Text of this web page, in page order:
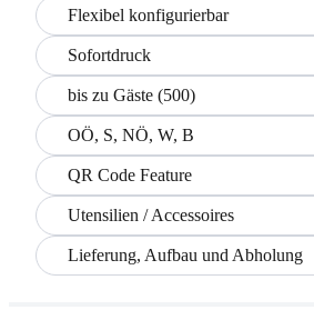
Flexibel konfigurierbar
Sofortdruck
bis zu Gäste (500)
OÖ, S, NÖ, W, B
QR Code Feature
Utensilien / Accessoires
Lieferung, Aufbau und Abholung